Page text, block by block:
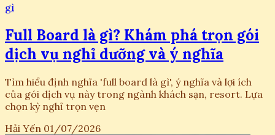
gì
Full Board là gì? Khám phá trọn gói
dịch vụ nghỉ dưỡng và ý nghĩa
Tìm hiểu định nghĩa 'full board là gì', ý nghĩa và lợi ích
của gói dịch vụ này trong ngành khách sạn, resort. Lựa
chọn kỳ nghỉ trọn vẹn
Hải Yến 01/07/2026